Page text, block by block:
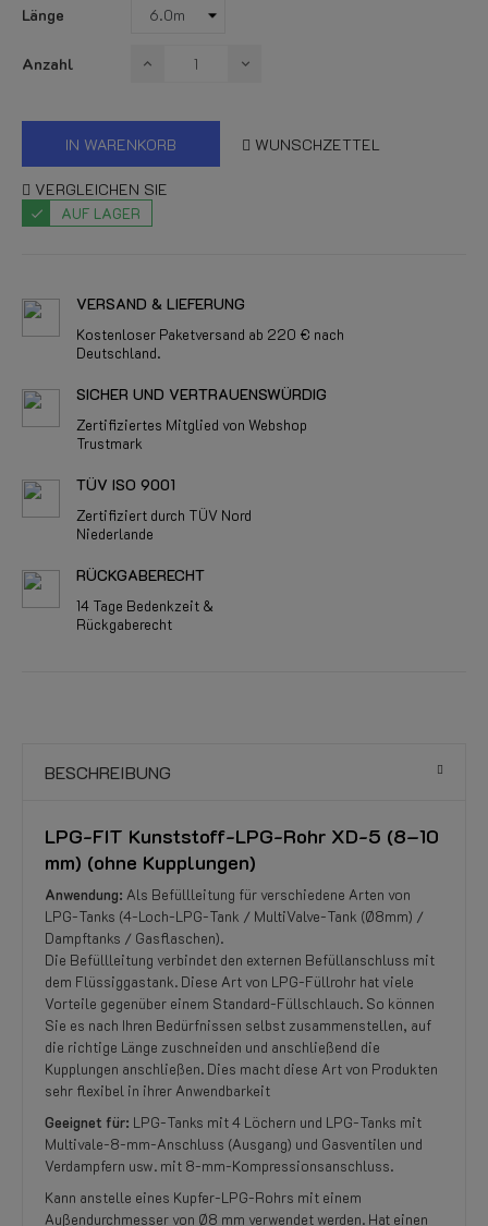
Länge
Anzahl
IN WARENKORB WUNSCHZETTEL
VERGLEICHEN SIE
AUF LAGER
VERSAND & LIEFERUNG
Kostenloser Paketversand ab 220 € nach
Deutschland.
SICHER UND VERTRAUENSWÜRDIG
Zertifiziertes Mitglied von Webshop
Trustmark
TÜV ISO 9001
Zertifiziert durch TÜV Nord
Niederlande
RÜCKGABERECHT
14 Tage Bedenkzeit &
Rückgaberecht
BESCHREIBUNG
LPG-FIT Kunststoff-LPG-Rohr XD-5 (8–10
mm) (ohne Kupplungen)
Anwendung: Als Befüllleitung für verschiedene Arten von
LPG-Tanks (4-Loch-LPG-Tank / MultiValve-Tank (Ø8mm) /
Dampftanks / Gasflaschen).
Die Befüllleitung verbindet den externen Befüllanschluss mit
dem Flüssiggastank. Diese Art von LPG-Füllrohr hat viele
Vorteile gegenüber einem Standard-Füllschlauch. So können
Sie es nach Ihren Bedürfnissen selbst zusammenstellen, auf
die richtige Länge zuschneiden und anschließend die
Kupplungen anschließen. Dies macht diese Art von Produkten
sehr flexibel in ihrer Anwendbarkeit
Geeignet für: LPG-Tanks mit 4 Löchern und LPG-Tanks mit
Multivale-8-mm-Anschluss (Ausgang) und Gasventilen und
Verdampfern usw. mit 8-mm-Kompressionsanschluss.
Kann anstelle eines Kupfer-LPG-Rohrs mit einem
Außendurchmesser von Ø8 mm verwendet werden. Hat einen